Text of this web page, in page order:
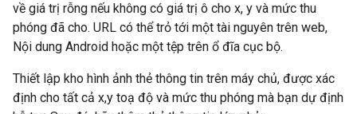
về giá trị rỗng nếu không có giá trị ô cho x, y và mức thu
phóng đã cho. URL có thể trỏ tới một tài nguyên trên web,
Nội dung Android hoặc một tệp trên ổ đĩa cục bộ.
Thiết lập kho hình ảnh thẻ thông tin trên máy chủ, được xác
định cho tất cả x,y toạ độ và mức thu phóng mà bạn dự định